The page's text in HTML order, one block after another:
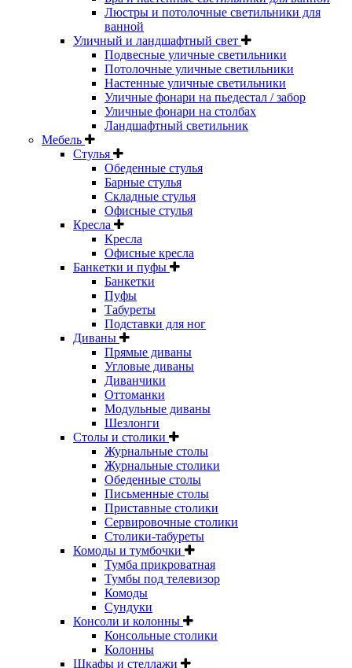
Люстры и потолочные светильники для
ванной
Уличный и ландшафтный свет
Подвесные уличные светильники
Потолочные уличные светильники
Настенные уличные светильники
Уличные фонари на пьедестал / забор
Уличные фонари на столбах
Ландшафтный светильник
Мебель
Стулья
Обеденные стулья
Барные стулья
Складные стулья
Офисные стулья
Кресла
Кресла
Офисные кресла
Банкетки и пуфы
Банкетки
Пуфы
Табуреты
Подставки для ног
Диваны
Прямые диваны
Угловые диваны
Диванчики
Оттоманки
Модульные диваны
Шезлонги
Столы и столики
Журнальные столы
Журнальные столики
Обеденные столы
Письменные столы
Приставные столики
Сервировочные столики
Столики-табуреты
Комоды и тумбочки
Тумба прикроватная
Тумбы под телевизор
Комоды
Сундуки
Консоли и колонны
Консольные столики
Колонны
Шкафы и стеллажи